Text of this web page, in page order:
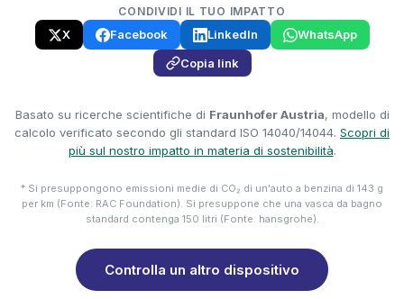
CONDIVIDI IL TUO IMPATTO
X Facebook LinkedIn
WhatsApp
Copia link
Basato su ricerche scientifiche di Fraunhofer Austria, modello di
calcolo verificato secondo gli standard ISO 14040/14044. Scopri di
più sul nostro impatto in materia di sostenibilità.
* Si presuppongono emissioni medie di CO₂ di un'auto a benzina di 143 g
per km (Fonte: RAC Foundation). Si presuppone che una vasca da bagno
standard contenga 150 litri (Fonte: hansgrohe).
Controlla un altro dispositivo